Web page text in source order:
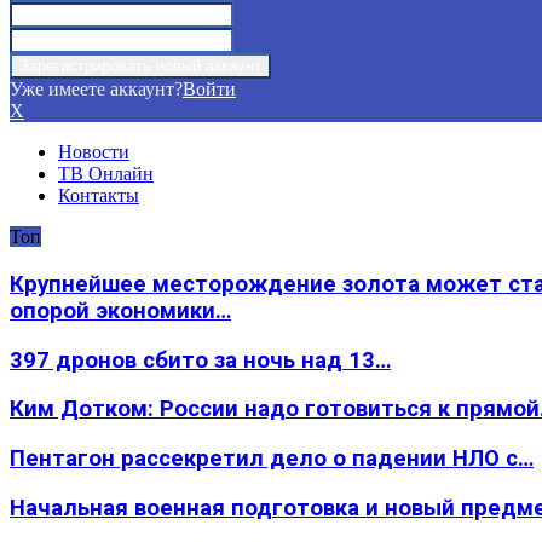
Уже имеете аккаунт?Войти
X
Новости
ТВ Онлайн
Контакты
Топ
Крупнейшее месторождение золота может
опорой экономики…
397 дронов сбито за ночь над 13…
Ким Дотком: России надо готовиться к
Пентагон рассекретил дело о падении НЛО с…
Начальная военная подготовка и новый